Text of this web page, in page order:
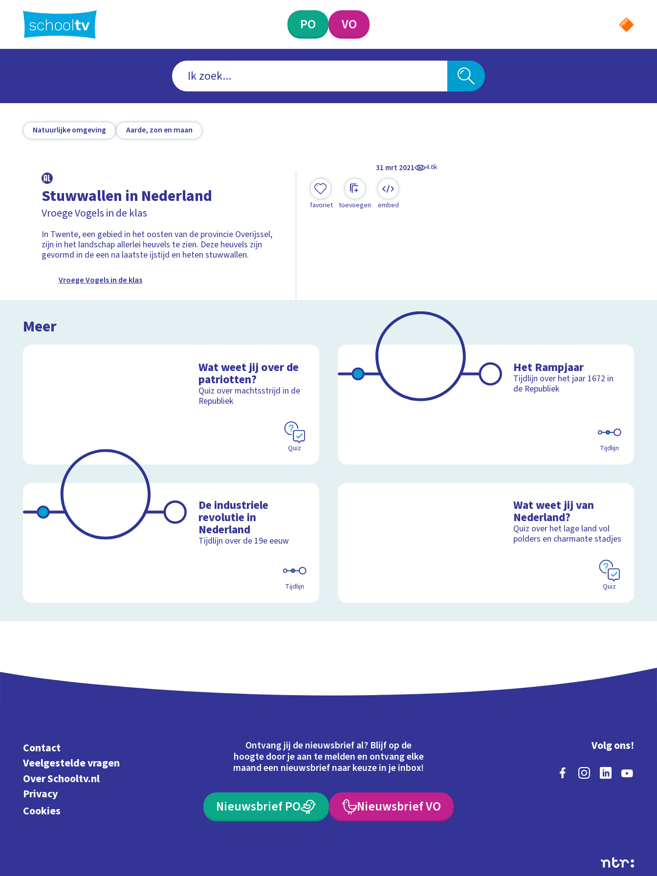
hoofdinhoud
PO VO
Natuurlijke omgeving Aarde, zon en maan
31 mrt 2021 4.6k
Stuwwallen in Nederland
Vroege Vogels in de klas
In Twente, een gebied in het oosten van de provincie Overijssel,
zijn in het landschap allerlei heuvels te zien. Deze heuvels zijn
gevormd in de een na laatste ijstijd en heten stuwwallen.
Vroege Vogels in de klas
favoriet toevoegen embed
Meer
Wat weet jij over de
patriotten?
Quiz over machtsstrijd in de
Republiek
Quiz
Het Rampjaar
Tijdlijn over het jaar 1672 in
de Republiek
Tijdlijn
De industriele
revolutie in
Nederland
Tijdlijn over de 19e eeuw
Tijdlijn
Wat weet jij van
Nederland?
Quiz over het lage land vol
polders en charmante stadjes
Quiz
Contact
Veelgestelde vragen
Over Schooltv.nl
Privacy
Cookies
Ontvang jij de nieuwsbrief al? Blijf op de
hoogte door je aan te melden en ontvang elke
maand een nieuwsbrief naar keuze in je inbox!
Nieuwsbrief PO Nieuwsbrief VO
Volg ons!